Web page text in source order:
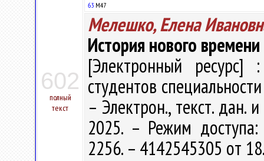
602
полный
текст
63 М47
Мелешко, Елена
История нового времени
[Электронный ресурс]
студентов
– Электрон., текст. дан.
2025. – Режим
2256. – 4142545305 от